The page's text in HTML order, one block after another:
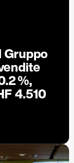
Gruppo
%,
4.510